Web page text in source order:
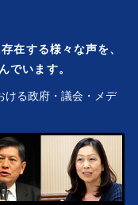
在する様々な声を、
でいます。
ける政府・議会・メデ